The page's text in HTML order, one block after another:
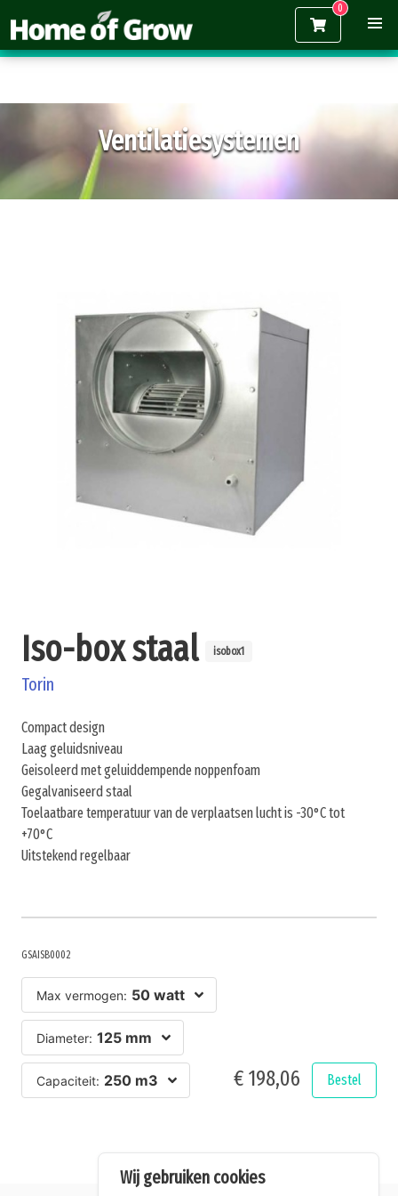
Gratis verzending vanaf €150,-
Ventilatiesystemen
Iso-box staal isobox1
Torin
Compact design
Laag geluidsniveau
Geisoleerd met geluiddempende noppenfoam
Gegalvaniseerd staal
Toelaatbare temperatuur van de verplaatsen lucht is -30°C tot
+70°C
Uitstekend regelbaar
GSAISB0002
Max vermogen: 50 watt
Diameter: 125 mm
Capaciteit: 250 m3 € 198,06 Bestel
Wij gebruiken cookies